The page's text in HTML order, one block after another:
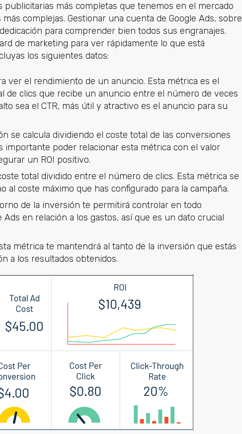
publicitarias más completas que tenemos en el mercado
complejas. Gestionar una cuenta de Google Ads, sobre
para comprender bien todos sus engranajes.
de marketing para ver rápidamente lo que está
los siguientes datos:
ver el rendimiento de un anuncio. Esta métrica es el
de clics que recibe un anuncio entre el número de veces
sea el CTR, más útil y atractivo es el anuncio para su
se calcula dividiendo el coste total de las conversiones
importante poder relacionar esta métrica con el valor
un ROI positivo.
total dividido entre el número de clics. Esta métrica se
al coste máximo que has configurado para la campaña.
de la inversión te permitirá controlar en todo
en relación a los gastos, así que es un dato crucial
métrica te mantendrá al tanto de la inversión que estás
a los resultados obtenidos.